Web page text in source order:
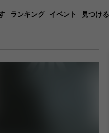
ランキング イベント 見つける